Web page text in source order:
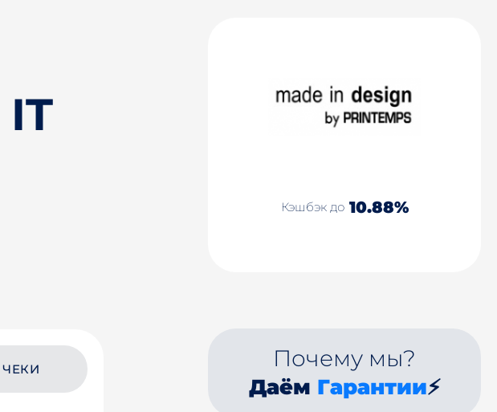
Кэшбэк до 10.88%
ЧЕКИ Почему мы?
Даём Гарантии⚡